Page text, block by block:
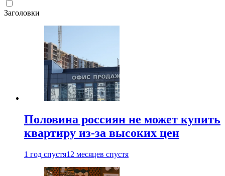
Заголовки
Половина россиян не может купить
квартиру из-за высоких цен
1 год спустя12 месяцев спустя